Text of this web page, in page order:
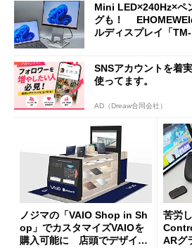
Mini LED×240Hz×ペ
グも！ EHOMEWEI
ルディスプレイ「
SNSアカウントを着
使ってます。
AD（Dreaw合同会社）
ノジマの「VAIO Shop in Sh
op」でカスタマイズVAIOを
購入可能に 店頭でデザイン
苦労
ARグ